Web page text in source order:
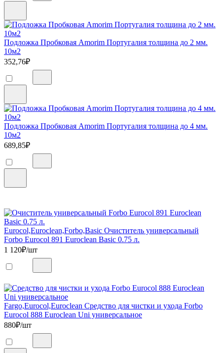
Подложка Пробковая Amorim Португалия толщина до 2 мм.
10м2
352,76₽
Подложка Пробковая Amorim Португалия толщина до 4 мм.
10м2
689,85₽
Eurocol,Euroclean,Forbo,Basic Очиститель универсальный
Forbo Eurocol 891 Euroclean Basic 0.75 л.
1 120₽/шт
Fargo,Eurocol,Euroclean Средство для чистки и ухода Forbo
Eurocol 888 Euroclean Uni универсальное
880₽/шт